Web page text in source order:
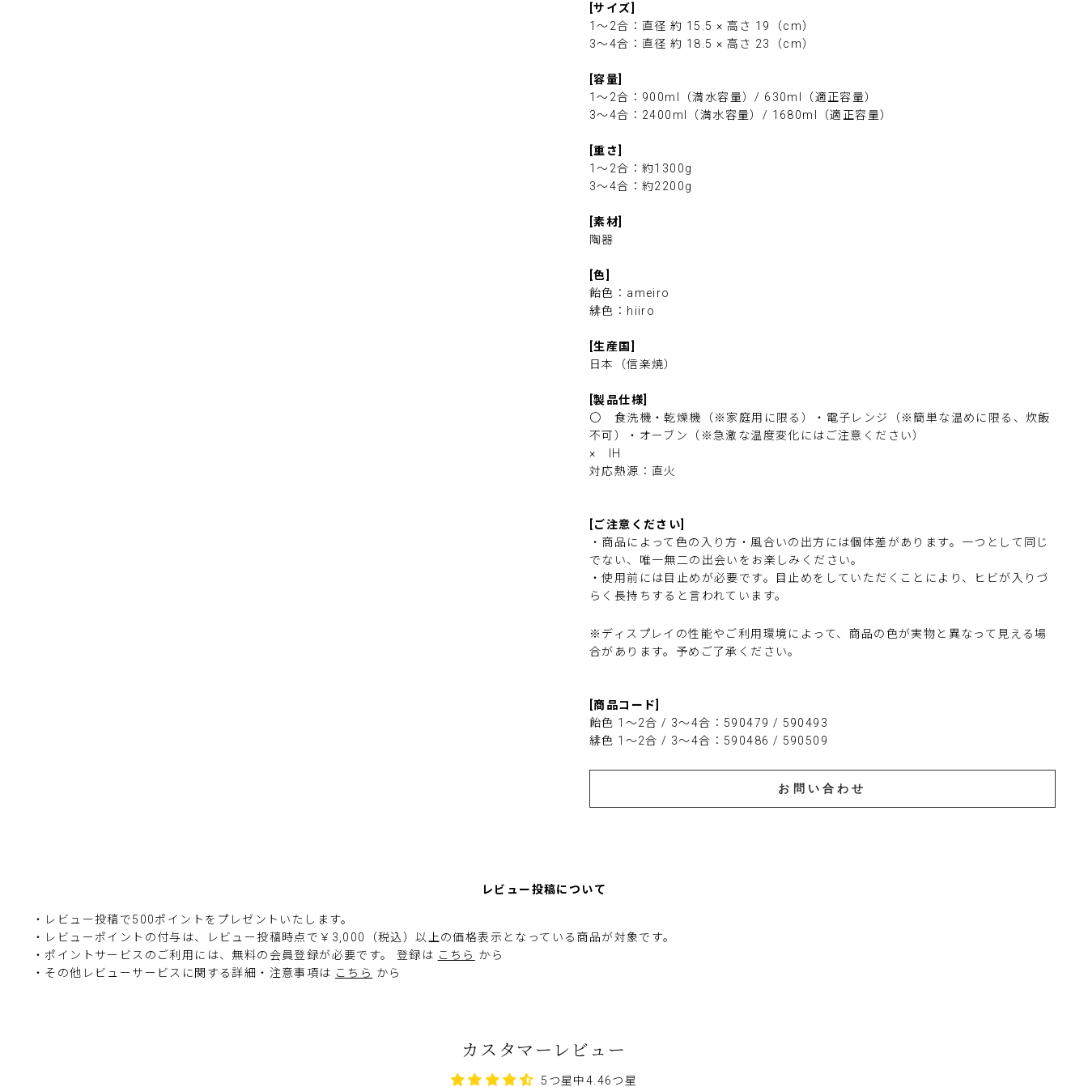
[サイズ]
1～2合：直径 約 15.5 × 高さ 19（cm）
3～4合：直径 約 18.5 × 高さ 23（cm）
[容量]
1～2合：900ml（満水容量）/ 630ml（適正容量）
3～4合：2400ml（満水容量）/ 1680ml（適正容量）
[重さ]
1～2合：約1300g
3～4合：約2200g
[素材]
陶器
[色]
飴色：ameiro
緋色：hiiro
[生産国]
日本（信楽焼）
[製品仕様]
〇 食洗機・乾燥機（※家庭用に限る）・電子レンジ（※簡単な温めに限る、炊飯
不可）・オーブン（※急激な温度変化にはご注意ください）
× IH
対応熱源：直火
[ご注意ください]
・商品によって色の入り方・風合いの出方には個体差があります。 一つとして同じ
でない、唯一無二の出会いをお楽しみください。
・使用前には目止めが必要です。目止めをしていただくことにより、ヒビが入りづ
らく長持ちすると言われています。
※ディスプレイの性能やご利用環境によって、商品の色が実物と異なって見える場
合があります。予めご了承ください。
[商品コード]
飴色 1～2合 / 3～4合：590479 / 590493
緋色 1～2合 / 3～4合：590486 / 590509
お問い合わせ
レビュー投稿について
・レビュー投稿で500ポイントをプレゼントいたします。
・レビューポイントの付与は、レビュー投稿時点で￥3,000（税込）以上の価格表示となっている商品が対象です。
・ポイントサービスのご利用には、無料の会員登録が必要です。 登録は こちら から
・その他レビューサービスに関する詳細・注意事項は こちら から
カスタマーレビュー
5つ星中4.46つ星